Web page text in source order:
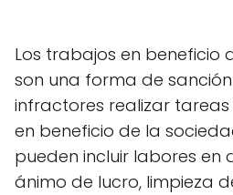
Los trabajos en beneficio
son una forma de
infractores realizar
en beneficio de la
pueden incluir labores en
ánimo de lucro, limpieza